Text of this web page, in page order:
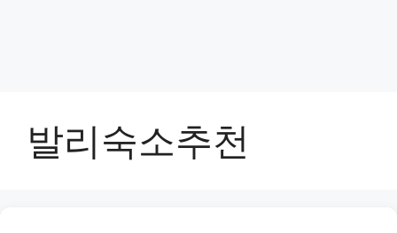
발리숙소추천